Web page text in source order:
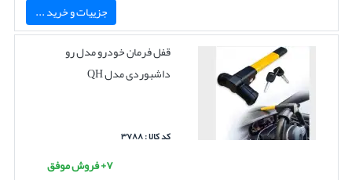
جزییات و خرید ...
قفل فرمان خودرو مدل رو
داشبوردی مدل QH
کد کالا : ۳۷۸۸
۷+ فروش موفق